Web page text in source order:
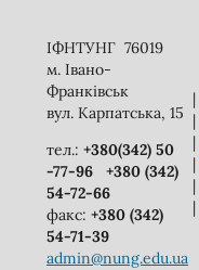
ІФНТУНГ 76019
м. Івано-
Франківськ
вул. Карпатська, 15
тел.: +380(342) 50
-77-96
+380 (342)
54-72-66
факс: +380 (342)
54-71-39
admin@nung.edu.ua
|
|
|
|
|
|